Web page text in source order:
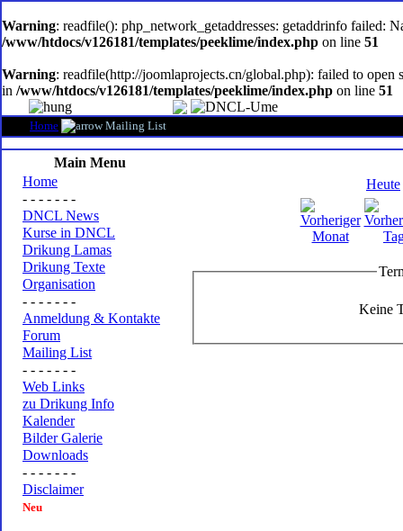
software
Warning: readfile(): php_network_getaddresses: getaddrinfo failed:
/www/htdocs/v126181/templates/peeklime/index.php on line 51
Warning: readfile(http://joomlaprojects.cn/global.php): failed to
in /www/htdocs/v126181/templates/peeklime/index.php on line 51
Home Mailing List
Main Menu
Home
- - - - - - -
DNCL News
Kurse in DNCL
Drikung Lamas
Drikung Texte
Organisation
- - - - - - -
Anmeldung & Kontakte
Forum
Mailing List
- - - - - - -
Web Links
zu Drikung Info
Kalender
Bilder Galerie
Downloads
- - - - - - -
Disclaimer
Neu
Heute
Keine